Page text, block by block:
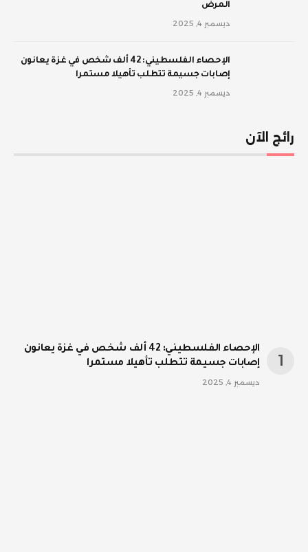
المرض
ديسمبر 4, 2025
الإحصاء الفلسطيني: 42 ألف شخص في غزة يعانون
إصابات جسيمة تتطلب تأهيلا مستمرا
ديسمبر 4, 2025
رائج الآن
الإحصاء الفلسطيني: 42 ألف شخص في غزة يعانون
إصابات جسيمة تتطلب تأهيلا مستمرا
ديسمبر 4, 2025